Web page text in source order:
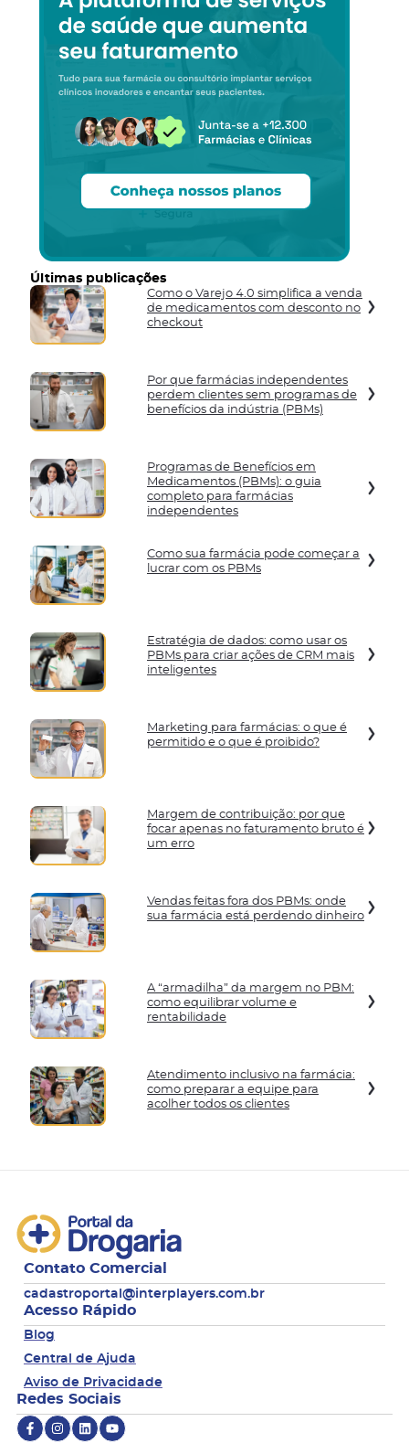
Últimas publicações
Como o Varejo 4.0 simplifica a venda
de medicamentos com desconto no
checkout
Por que farmácias independentes
perdem clientes sem programas de
benefícios da indústria (PBMs)
Programas de Benefícios em
Medicamentos (PBMs): o guia
completo para farmácias
independentes
Como sua farmácia pode começar a
lucrar com os PBMs
Estratégia de dados: como usar os
PBMs para criar ações de CRM mais
inteligentes
Marketing para farmácias: o que é
permitido e o que é proibido?
Margem de contribuição: por que
focar apenas no faturamento bruto é
um erro
Vendas feitas fora dos PBMs: onde
sua farmácia está perdendo dinheiro
A “armadilha” da margem no PBM:
como equilibrar volume e
rentabilidade
Atendimento inclusivo na farmácia:
como preparar a equipe para
acolher todos os clientes
Contato Comercial
cadastroportal@interplayers.com.br
Acesso Rápido
Blog
Central de Ajuda
Aviso de Privacidade
Redes Sociais